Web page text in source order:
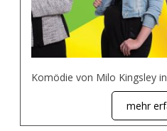
Komödie von Milo Kingsley
mehr